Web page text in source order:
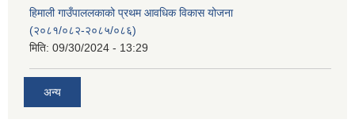
हिमाली गाउँपाललकाको प्रथम आवधिक विकास योजना
(२०८१/०८२-२०८५/०८६)
मिति: 09/30/2024 - 13:29
अन्य